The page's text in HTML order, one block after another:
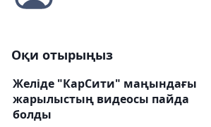
Оқи отырыңыз
Желіде "КарСити" маңындағы
жарылыстың видеосы пайда
болды